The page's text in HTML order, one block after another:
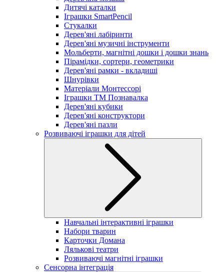
Дитячі каталки
Іграшки SmartPencil
Стукалки
Дерев'яні лабіринти
Дерев'яні музичні інструменти
Мольберти, магнітні дошки і дошки знань
Пірамідки, сортери, геометрики
Дерев'яні рамки - вкладиші
Шнурівки
Матеріали Монтессорі
Іграшки ТМ Познавалка
Дерев'яні кубики
Дерев'яні конструктори
Дерев'яні пазли
Розвиваючі іграшки для дітей
Навчальні інтерактивні іграшки
Набори тварин
Карточки Домана
Лялькові театри
Розвиваючі магнітні іграшки
Сенсорна інтеграція